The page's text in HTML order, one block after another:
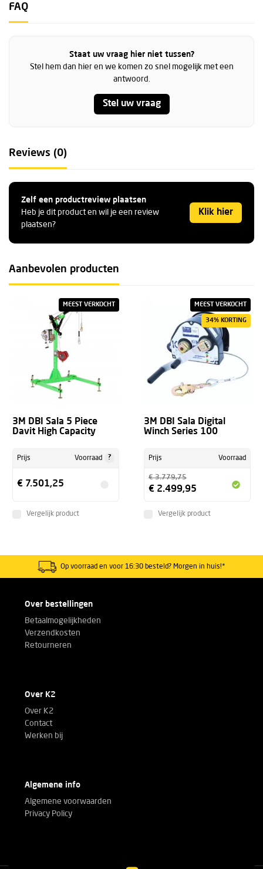
FAQ
Staat uw vraag hier niet tussen?
Stel hem dan hier en we komen zo snel mogelijk met een
antwoord.
Stel uw vraag
Reviews (0)
Zelf een productreview plaatsen
Heb je dit product en wil je een review
plaatsen?
Klik hier
Aanbevolen producten
MEEST VERKOCHT
3M DBI Sala 5 Piece
Davit High Capacity
Prijs Voorraad ?
€ 7.501,25
Vergelijk product
MEEST VERKOCHT
34% KORTING
3M DBI Sala Digital
Winch Series 100
Prijs Voorraad
€ 3.779,75
€ 2.499,95
Vergelijk product
Op voorraad en voor 16:30 besteld? Morgen in huis!*
Over bestellingen
Betaalmogelijkheden
Verzendkosten
Retourneren
Over K2
Over K2
Contact
Werken bij
Algemene info
Algemene voorwaarden
Privacy Policy